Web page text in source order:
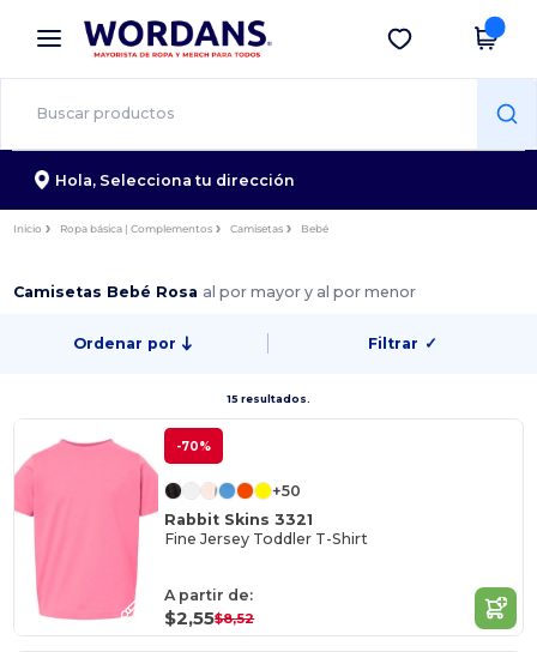
× App de Wordans
¡Mejores precios en app!
Descargar app
Hola, Selecciona tu dirección
Inicio Ropa básica | Complementos Camisetas Bebé
Camisetas Bebé Rosa al por mayor y al por menor
Ordenar por Filtrar ✓
15 resultados.
-70%
+50
Rabbit Skins 3321
Fine Jersey Toddler T-Shirt
A partir de:
$2,55$8,52